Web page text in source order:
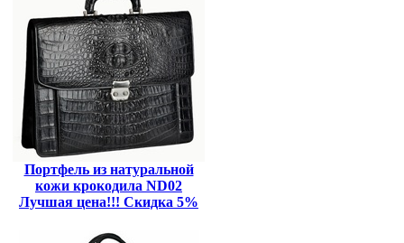
Портфель из натуральной
кожи крокодила ND02
Лучшая цена!!! Скидка 5%